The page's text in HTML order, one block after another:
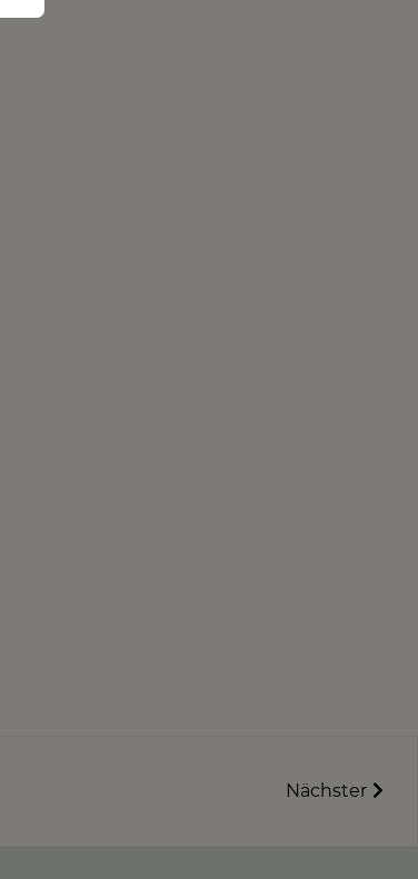
Nächster